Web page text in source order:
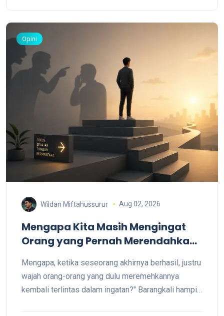
jalan itu justru ditemukan lewat ketaatan."
Opini
Wildan Miftahussurur Aug 02, 2026
Mengapa Kita Masih Mengingat
Orang yang Pernah Merendahkan
Mengapa, ketika seseorang akhirnya berhasil, justru
wajah orang-orang yang dulu meremehkannya
kembali terlintas dalam ingatan?" Barangkali hampir